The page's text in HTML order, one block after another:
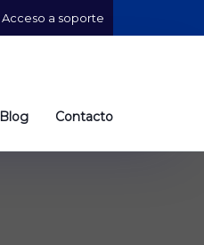
Acceso a soporte
Blog Contacto